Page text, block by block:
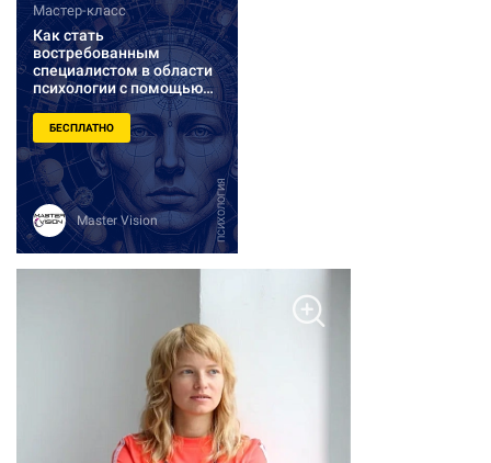
ПСИХОЛОГИЯ
Мастер-класс
Как стать
востребованным
специалистом в области
психологии с помощью
“Дизайна человека”
БЕСПЛАТНО
Master Vision